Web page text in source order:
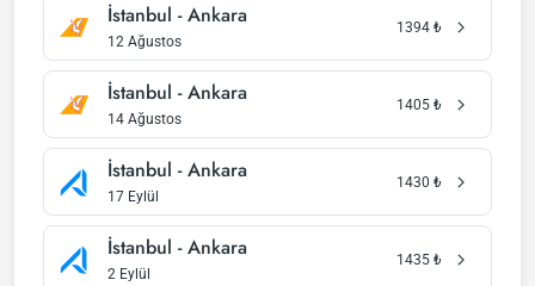
İstanbul - Ankara
12 Ağustos
1394 ₺
İstanbul - Ankara
14 Ağustos
1405 ₺
İstanbul - Ankara
17 Eylül
1430 ₺
İstanbul - Ankara
2 Eylül
1435 ₺